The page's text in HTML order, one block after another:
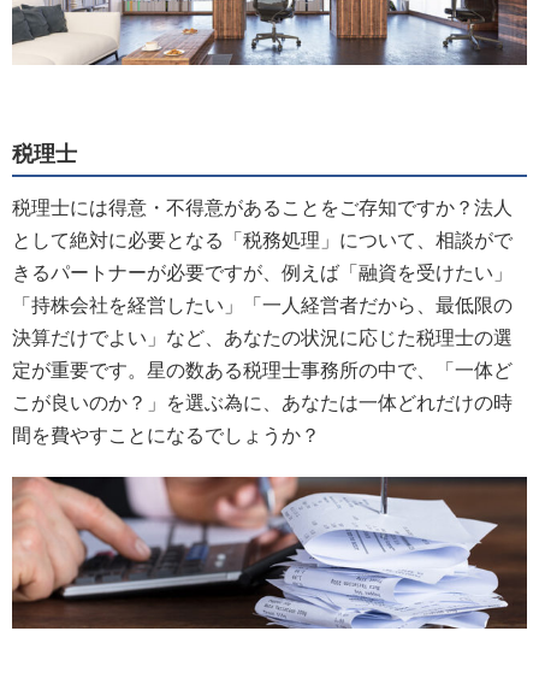
税理士
税理士には得意・不得意があることをご存知ですか？法人
として絶対に必要となる「税務処理」について、相談がで
きるパートナーが必要ですが、例えば「融資を受けたい」
「持株会社を経営したい」「一人経営者だから、最低限の
決算だけでよい」など、あなたの状況に応じた税理士の選
定が重要です。星の数ある税理士事務所の中で、「一体ど
こが良いのか？」を選ぶ為に、あなたは一体どれだけの時
間を費やすことになるでしょうか？